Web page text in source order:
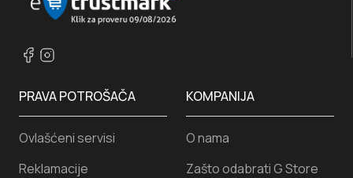
PRAVA POTROŠAČA
Ovlašćeni servisi
Reklamacije
KOMPANIJA
O nama
Zašto odabrati G Store